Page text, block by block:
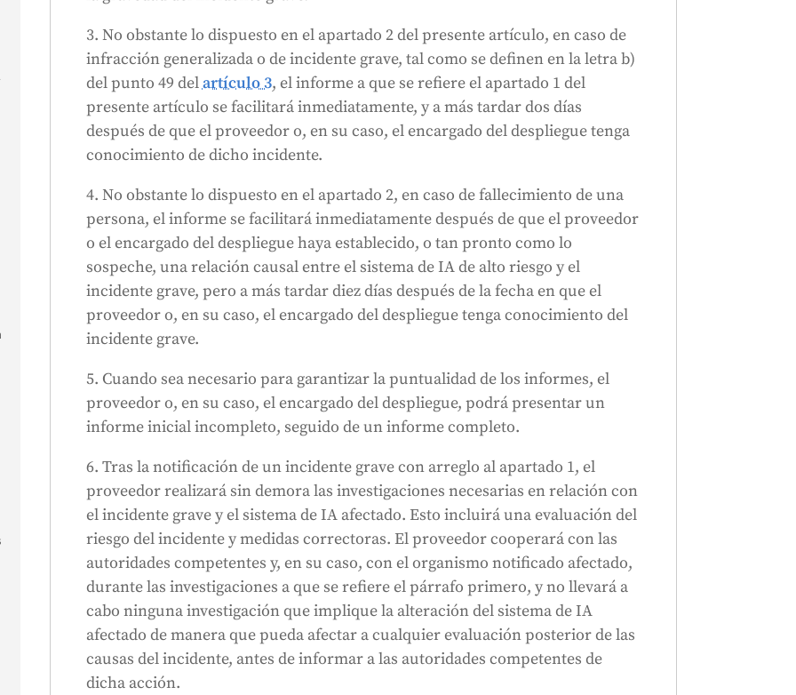
3. No obstante lo dispuesto en el apartado 2 del presente artículo, en caso de
infracción generalizada o de incidente grave, tal como se definen en la letra b)
del punto 49 delartículo 3, el informe a que se refiere el apartado 1 del
presente artículo se facilitará inmediatamente, y a más tardar dos días
después de que el proveedor o, en su caso, el encargado del despliegue tenga
conocimiento de dicho incidente.
4. No obstante lo dispuesto en el apartado 2, en caso de fallecimiento de una
persona, el informe se facilitará inmediatamente después de que el proveedor
o el encargado del despliegue haya establecido, o tan pronto como lo
sospeche, una relación causal entre el sistema de IA de alto riesgo y el
incidente grave, pero a más tardar diez días después de la fecha en que el
proveedor o, en su caso, el encargado del despliegue tenga conocimiento del
incidente grave.
5. Cuando sea necesario para garantizar la puntualidad de los informes, el
proveedor o, en su caso, el encargado del despliegue, podrá presentar un
informe inicial incompleto, seguido de un informe completo.
6. Tras la notificación de un incidente grave con arreglo al apartado 1, el
proveedor realizará sin demora las investigaciones necesarias en relación con
el incidente grave y el sistema de IA afectado. Esto incluirá una evaluación del
riesgo del incidente y medidas correctoras. El proveedor cooperará con las
autoridades competentes y, en su caso, con el organismo notificado afectado,
durante las investigaciones a que se refiere el párrafo primero, y no llevará a
cabo ninguna investigación que implique la alteración del sistema de IA
afectado de manera que pueda afectar a cualquier evaluación posterior de las
causas del incidente, antes de informar a las autoridades competentes de
dicha acción.